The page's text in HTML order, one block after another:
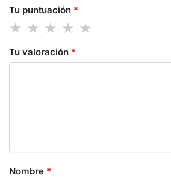
Tu puntuación *
Tu valoración *
Nombre *